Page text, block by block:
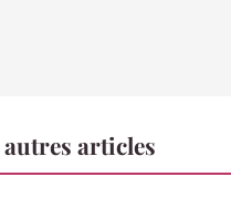
articles